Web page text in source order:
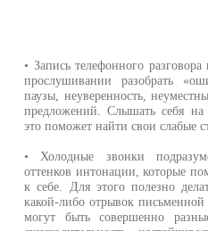
• Запись телефонного
прослушивании разобрать
паузы, неуверенность,
предложений. Слышать себя на
это поможет найти свои слабые
• Холодные звонки
оттенков интонации, которые
к себе. Для этого полезно
какой-либо отрывок
могут быть совершенно